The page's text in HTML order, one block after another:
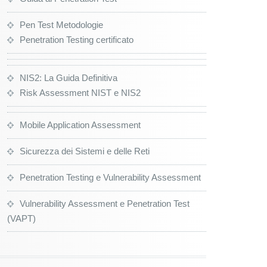
Pen Test Metodologie
Penetration Testing certificato
NIS2: La Guida Definitiva
Risk Assessment NIST e NIS2
Mobile Application Assessment
Sicurezza dei Sistemi e delle Reti
Penetration Testing e Vulnerability Assessment
Vulnerability Assessment e Penetration Test
(VAPT)